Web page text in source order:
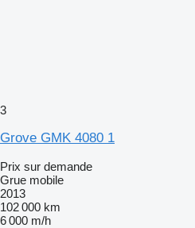
3
Grove GMK 4080 1
Prix sur demande
Grue mobile
2013
102 000 km
6 000 m/h